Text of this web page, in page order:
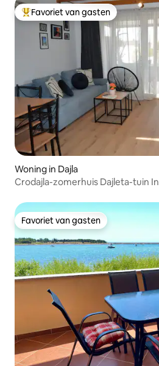
Topfavoriet van gasten
Favoriet van gasten
Woning in Dajla
Crodajla-zomerhuis Dajleta-tuin In
Favoriet van gasten
Favoriet van gasten